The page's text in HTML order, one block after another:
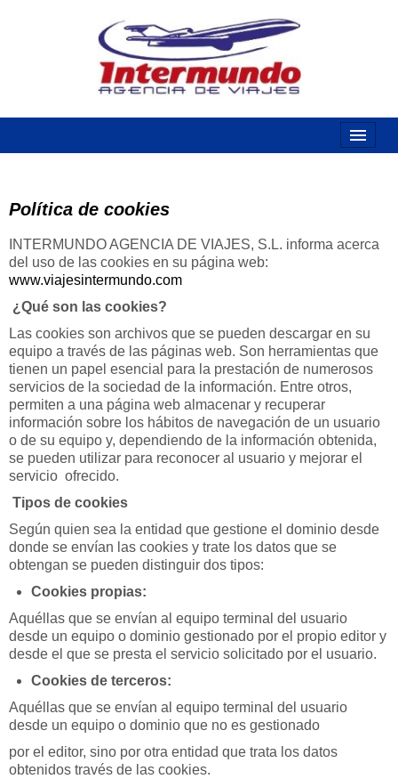
Costas
Vuelos
Islas
Caribe
Grandes Viajes
Política de cookies
INTERMUNDO AGENCIA DE VIAJES, S.L. informa acerca
del uso de las cookies en su página web:
www.viajesintermundo.com
¿Qué son las cookies?
Las cookies son archivos que se pueden descargar en su
equipo a través de las páginas web. Son herramientas que
tienen un papel esencial para la prestación de numerosos
servicios de la sociedad de la información. Entre otros,
permiten a una página web almacenar y recuperar
información sobre los hábitos de navegación de un usuario
o de su equipo y, dependiendo de la información obtenida,
se pueden utilizar para reconocer al usuario y mejorar el
servicio ofrecido.
Tipos de cookies
Según quien sea la entidad que gestione el dominio desde
donde se envían las cookies y trate los datos que se
obtengan se pueden distinguir dos tipos:
Cookies propias:
Aquéllas que se envían al equipo terminal del usuario
desde un equipo o dominio gestionado por el propio editor y
desde el que se presta el servicio solicitado por el usuario.
Cookies de terceros:
Aquéllas que se envían al equipo terminal del usuario
desde un equipo o dominio que no es gestionado
por el editor, sino por otra entidad que trata los datos
obtenidos través de las cookies.